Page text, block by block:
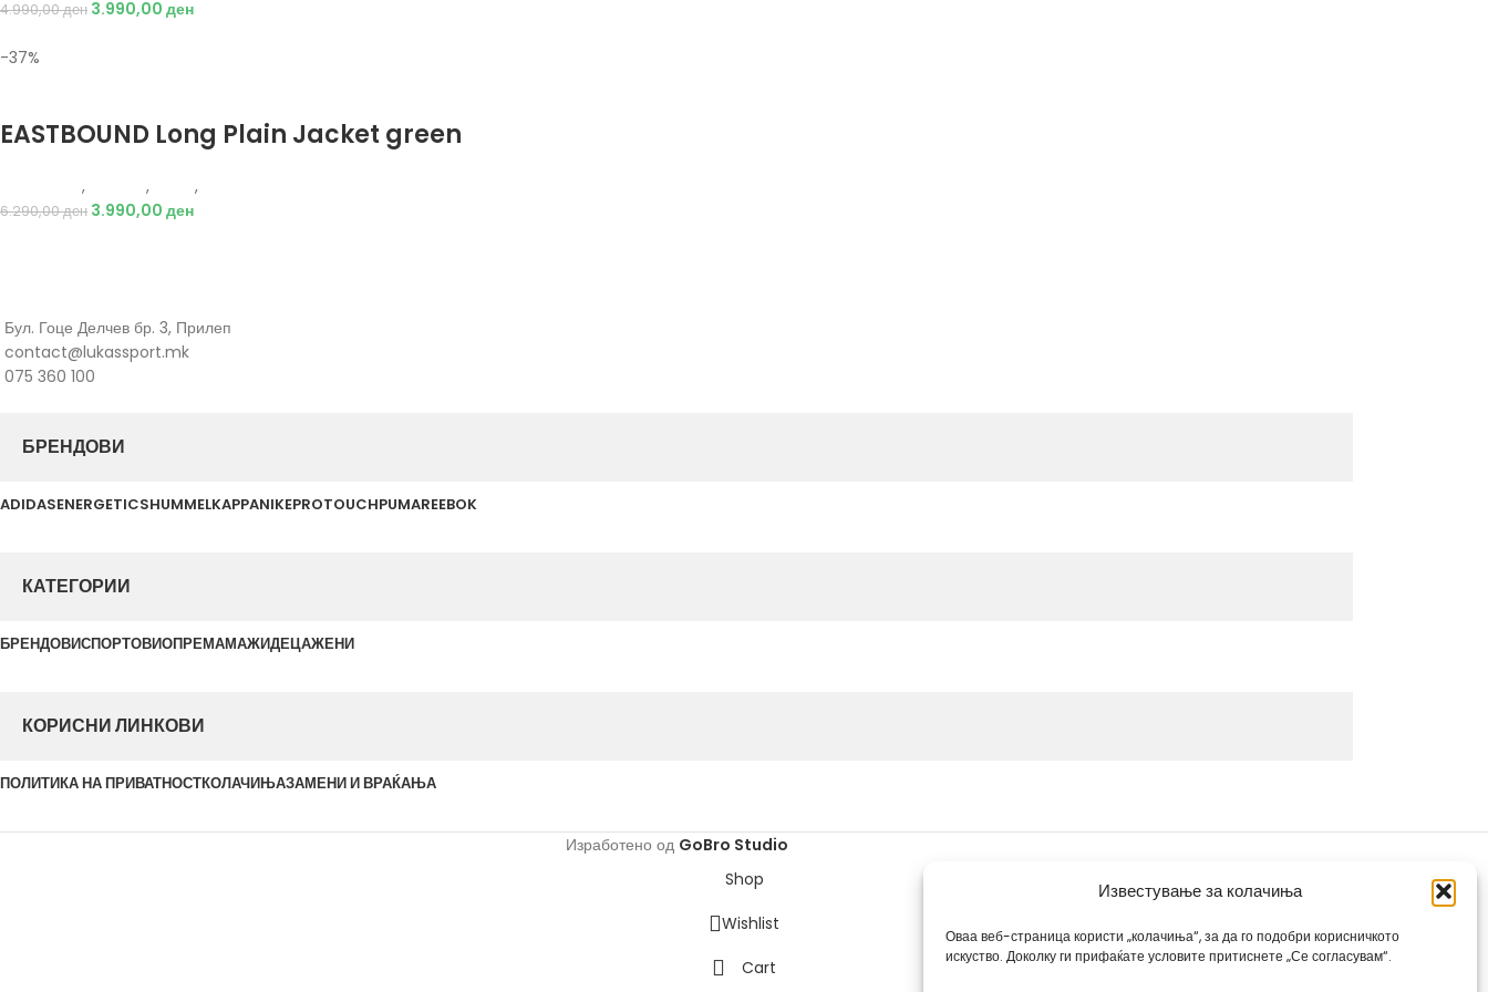
Известување за колачиња
Оваа веб-страница користи „колачиња“, за да го подобри корисничкото
искуство. Доколку ги прифаќате условите притиснете „Се согласувам“.
4.990,00ден 3.990,00 ден
-37%
EASTBOUND Long Plain Jacket green
, , ,
6.290,00ден 3.990,00 ден
Бул. Гоце Делчев бр. 3, Прилеп
contact@lukassport.mk
075 360 100
БРЕНДОВИ
ADIDASENERGETICSHUMMELKAPPANIKEPROTOUCHPUMAREEBOK
КАТЕГОРИИ
БРЕНДОВИСПОРТОВИОПРЕМАМАЖИДЕЦАЖЕНИ
КОРИСНИ ЛИНКОВИ
ПОЛИТИКА НА ПРИВАТНОСТКОЛАЧИЊАЗАМЕНИ И ВРАЌАЊА
Изработено од GoBro Studio
Shop
Wishlist
Cart